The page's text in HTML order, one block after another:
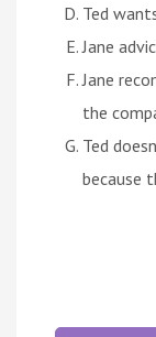
Ted
Jane
Jane
the
Ted
because